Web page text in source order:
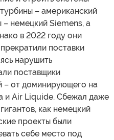
– американский
немецкий Siemens, а
в 2022 году они
поставки
нарушить
поставщики
– от доминирующего на
и Air Liquide. Сбежал даже
как немецкий
проекты были
себе место под